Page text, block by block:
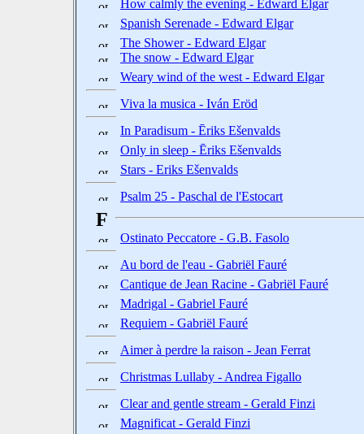
How calmly the evening - Edward Elgar
Spanish Serenade - Edward Elgar
The Shower - Edward Elgar
The snow - Edward Elgar
Weary wind of the west - Edward Elgar
Viva la musica - Iván Eröd
In Paradisum - Ēriks Ešenvalds
Only in sleep - Ēriks Ešenvalds
Stars - Eriks Ešenvalds
Psalm 25 - Paschal de l'Estocart
F
Ostinato Peccatore - G.B. Fasolo
Au bord de l'eau - Gabriël Fauré
Cantique de Jean Racine - Gabriël Fauré
Madrigal - Gabriel Fauré
Requiem - Gabriël Fauré
Aimer à perdre la raison - Jean Ferrat
Christmas Lullaby - Andrea Figallo
Clear and gentle stream - Gerald Finzi
Magnificat - Gerald Finzi